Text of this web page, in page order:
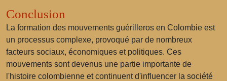
Conclusion
La formation des mouvements guérilleros en Colombie est
un processus complexe, provoqué par de nombreux
facteurs sociaux, économiques et politiques. Ces
mouvements sont devenus une partie importante de
l'histoire colombienne et continuent d'influencer la société